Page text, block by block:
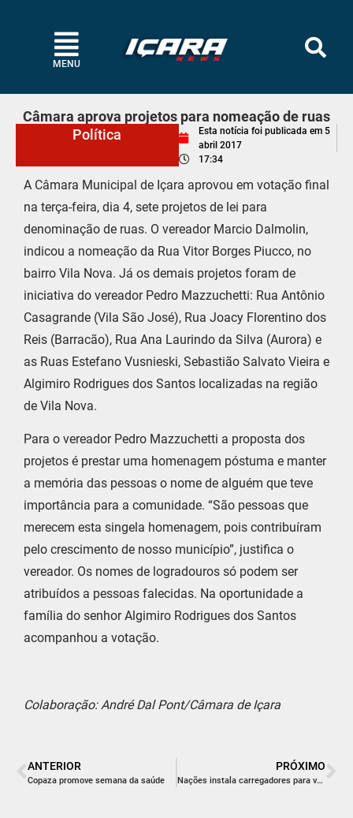
MENU
Câmara aprova projetos para nomeação de ruas
Política
Esta notícia foi publicada em 5
abril 2017
17:34
A Câmara Municipal de Içara aprovou em votação final
na terça-feira, dia 4, sete projetos de lei para
denominação de ruas. O vereador Marcio Dalmolin,
indicou a nomeação da Rua Vitor Borges Piucco, no
bairro Vila Nova. Já os demais projetos foram de
iniciativa do vereador Pedro Mazzuchetti: Rua Antônio
Casagrande (Vila São José), Rua Joacy Florentino dos
Reis (Barracão), Rua Ana Laurindo da Silva (Aurora) e
as Ruas Estefano Vusnieski, Sebastião Salvato Vieira e
Algimiro Rodrigues dos Santos localizadas na região
de Vila Nova.
Para o vereador Pedro Mazzuchetti a proposta dos
projetos é prestar uma homenagem póstuma e manter
a memória das pessoas o nome de alguém que teve
importância para a comunidade. “São pessoas que
merecem esta singela homenagem, pois contribuíram
pelo crescimento de nosso município”, justifica o
vereador. Os nomes de logradouros só podem ser
atribuídos a pessoas falecidas. Na oportunidade a
família do senhor Algimiro Rodrigues dos Santos
acompanhou a votação.
Colaboração: André Dal Pont/Câmara de Içara
ANTERIOR
Copaza promove semana da saúde
PRÓXIMO
Nações instala carregadores para veículos elétricos